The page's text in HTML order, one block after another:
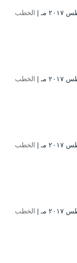
الخطب
الخطب
الخطب
الخطب